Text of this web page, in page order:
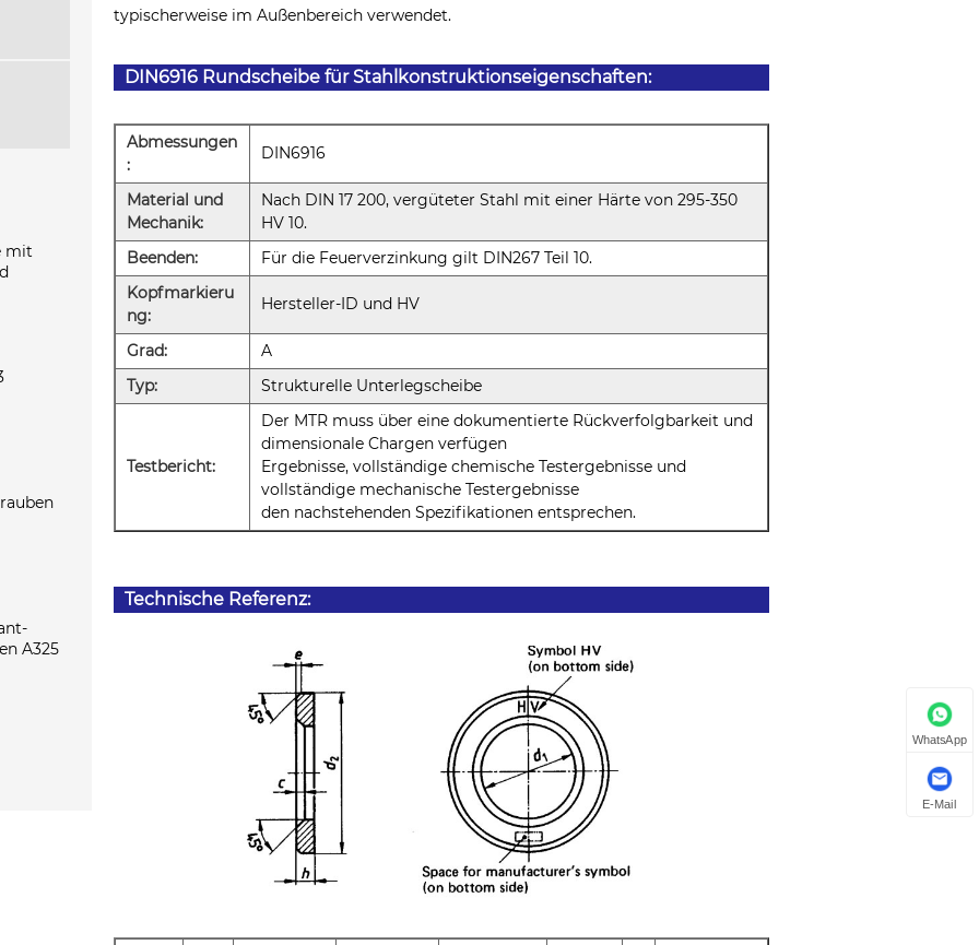
mit
A325
typischerweise im Außenbereich verwendet.
DIN6916 Rundscheibe für Stahlkonstruktionseigenschaften:
Abmessungen
:
DIN6916
Material und
Mechanik:
Nach DIN 17 200, vergüteter Stahl mit einer Härte von 295-350
HV 10.
Beenden:
Für die Feuerverzinkung gilt DIN267 Teil 10.
Kopfmarkieru
ng:
Hersteller-ID und HV
Grad:
A
Typ:
Strukturelle Unterlegscheibe
Testbericht:
Der MTR muss über eine dokumentierte Rückverfolgbarkeit und
dimensionale Chargen verfügen
Ergebnisse, vollständige chemische Testergebnisse und
vollständige mechanische Testergebnisse
den nachstehenden Spezifikationen entsprechen.
Technische Referenz:
WhatsApp
E-Mail